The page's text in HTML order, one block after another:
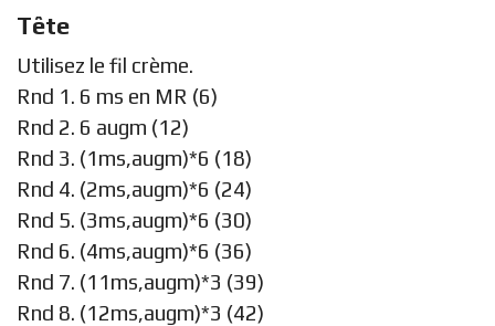
Tête
Utilisez le fil crème.
Rnd 1. 6 ms en MR (6)
Rnd 2. 6 augm (12)
Rnd 3. (1ms,augm)*6 (18)
Rnd 4. (2ms,augm)*6 (24)
Rnd 5. (3ms,augm)*6 (30)
Rnd 6. (4ms,augm)*6 (36)
Rnd 7. (11ms,augm)*3 (39)
Rnd 8. (12ms,augm)*3 (42)